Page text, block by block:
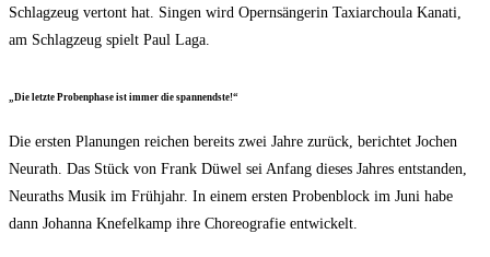
Schlag­zeug ver­tont hat. Sin­gen wird Opern­sän­ge­rin Taxi­ar­chou­la Kana­ti,
am Schlag­zeug spielt Paul Laga.
„Die letz­te Pro­ben­pha­se ist immer die spannendste!“
Die ers­ten Pla­nun­gen rei­chen bereits zwei Jah­re zurück, berich­tet Jochen
Neu­r­a­th. Das Stück von Frank Düwel sei Anfang die­ses Jah­res ent­stan­den,
Neu­r­a­ths Musik im Früh­jahr. In einem ers­ten Pro­ben­block im Juni habe
dann Johan­na Kne­fel­kamp ihre Cho­reo­gra­fie entwickelt.